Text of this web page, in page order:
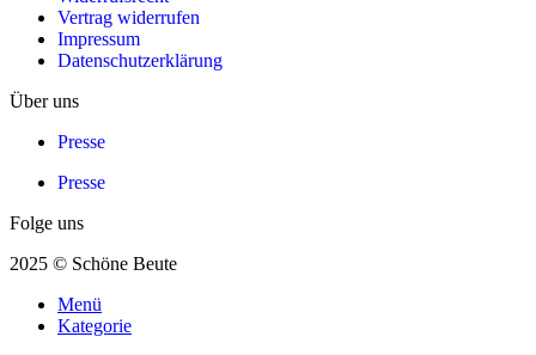
Vertrag widerrufen
Impressum
Datenschutzerklärung
Über uns
Presse
Presse
Folge uns
2025 © Schöne Beute
Menü
Kategorie